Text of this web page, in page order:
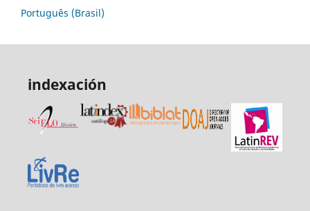
Português (Brasil)
indexación